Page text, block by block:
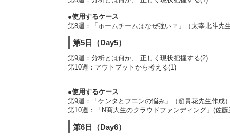
●使用するケース
第8週：「ホームチームはなぜ強い？」（太宰北斗先生
第5日（Day5）
第9週：分析とは何か、 正しく現状把握する(2)
第10週：アウトプットから考える(1)
●使用するケース
第9週：「ケンタとフエンの悩み」（趙貴花先生作成）
第10週：「N商大生のクラウドファンディング」(佐
第6日（Day6）